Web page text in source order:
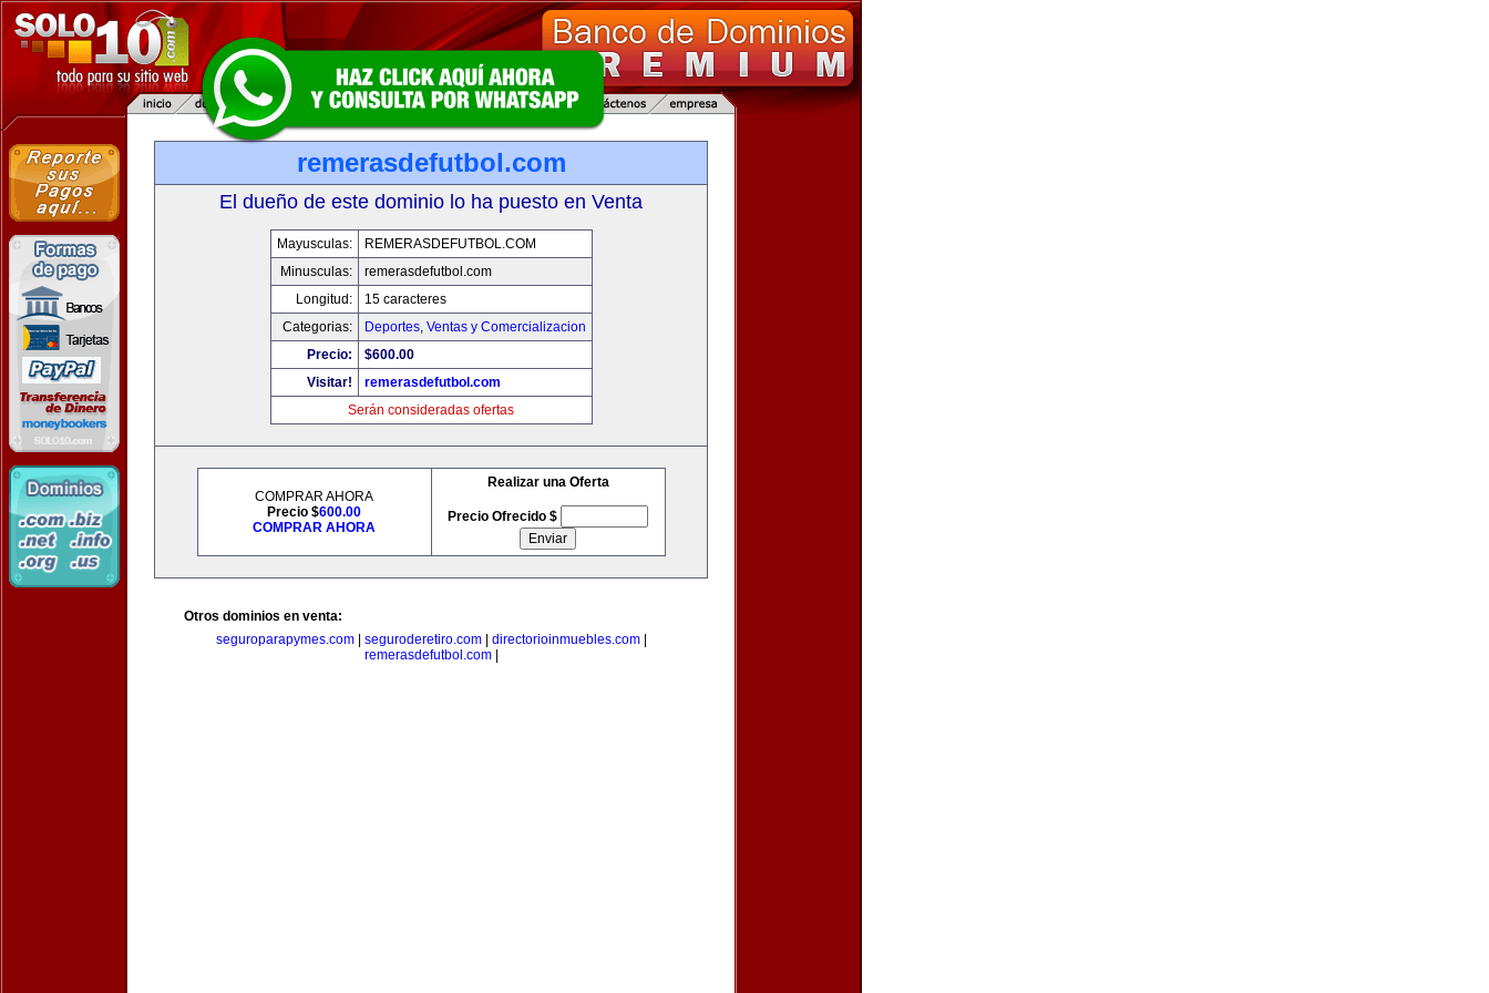
remerasdefutbol.com
El dueño de este dominio lo ha puesto en Venta
Mayusculas:
REMERASDEFUTBOL.COM
Minusculas:
remerasdefutbol.com
Longitud:
15 caracteres
Categorias:
Deportes, Ventas y Comercializacion
Precio:
$600.00
Visitar!
remerasdefutbol.com
Serán consideradas ofertas
COMPRAR AHORA
Precio $600.00
COMPRAR AHORA
Realizar una Oferta
Precio Ofrecido $
Otros dominios en venta:
seguroparapymes.com| seguroderetiro.com| directorioinmuebles.com|
remerasdefutbol.com|